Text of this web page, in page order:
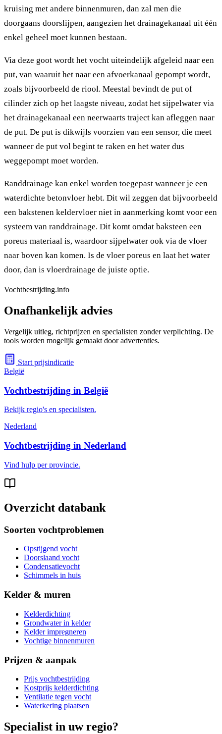
kruising met andere binnenmuren, dan zal men die
doorgaans doorslijpen, aangezien het drainagekanaal uit één
enkel geheel moet kunnen bestaan.
Via deze goot wordt het vocht uiteindelijk afgeleid naar een
put, van waaruit het naar een afvoerkanaal gepompt wordt,
zoals bijvoorbeeld de riool. Meestal bevindt de put of
cilinder zich op het laagste niveau, zodat het sijpelwater via
het drainagekanaal een neerwaarts traject kan afleggen naar
de put. De put is dikwijls voorzien van een sensor, die meet
wanneer de put vol begint te raken en het water dus
weggepompt moet worden.
Randdrainage kan enkel worden toegepast wanneer je een
waterdichte betonvloer hebt. Dit wil zeggen dat bijvoorbeeld
een bakstenen keldervloer niet in aanmerking komt voor een
systeem van randdrainage. Dit komt omdat baksteen een
poreus materiaal is, waardoor sijpelwater ook via de vloer
naar boven kan komen. Is de vloer poreus en laat het water
door, dan is vloerdrainage de juiste optie.
Vochtbestrijding.info
Onafhankelijk advies
Vergelijk uitleg, richtprijzen en specialisten zonder verplichting. De
tools worden mogelijk gemaakt door advertenties.
Start prijsindicatie
België
Vochtbestrijding in België
Bekijk regio's en specialisten.
Nederland
Vochtbestrijding in Nederland
Vind hulp per provincie.
Overzicht databank
Soorten vochtproblemen
Opstijgend vocht
Doorslaand vocht
Condensatievocht
Schimmels in huis
Kelder & muren
Kelderdichting
Grondwater in kelder
Kelder impregneren
Vochtige binnenmuren
Prijzen & aanpak
Prijs vochtbestrijding
Kostprijs kelderdichting
Ventilatie tegen vocht
Waterkering plaatsen
Specialist in uw regio?